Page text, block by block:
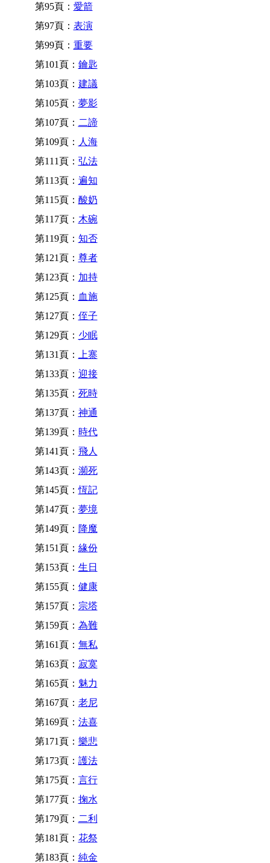
第95頁： 愛箭
第97頁： 表演
第99頁： 重要
第101頁： 鑰匙
第103頁： 建議
第105頁： 夢影
第107頁： 二諦
第109頁： 人海
第111頁： 弘法
第113頁： 遍知
第115頁： 酸奶
第117頁： 木碗
第119頁： 知否
第121頁： 尊者
第123頁： 加持
第125頁： 血施
第127頁： 侄子
第129頁： 少眠
第131頁：
上寨
第133頁： 迎接
第135頁： 死時
第137頁： 神通
第139頁： 時代
第141頁： 飛人
第143頁： 瀕死
第145頁：恆記
第147頁： 夢境
第149頁： 降魔
第151頁： 緣份
第153頁： 生日
第155頁： 健康
第157頁： 宗塔
第159頁： 為難
第161頁： 無私
第163頁： 寂寞
第165頁： 魅力
第167頁： 老尼
第169頁： 法喜
第171頁： 樂悲
第173頁： 護法
第175頁： 言行
第177頁： 掬水
第179頁： 二利
第181頁： 花祭
第183頁： 純金